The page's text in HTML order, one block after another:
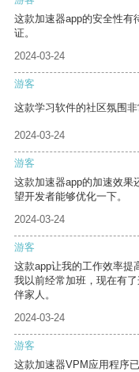
这款加速器app的安全性有
证。
2024-03-24
游客
这款学习软件的社区氛围
2024-03-24
游客
这款加速器app的加速效果
望开发者能够优化一下。
2024-03-24
游客
这款app让我的工作效率提
我以前经常加班，现在有
伴家人。
2024-03-24
游客
这款加速器VPM应用程序